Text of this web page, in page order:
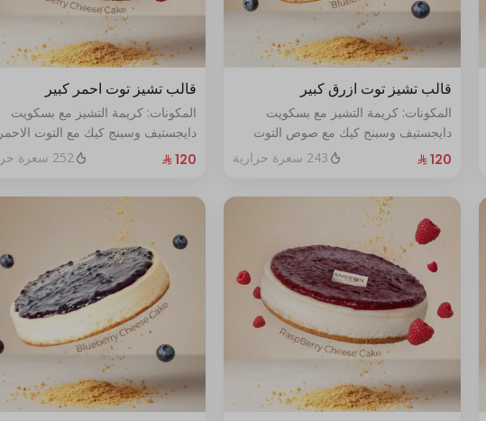
قالب تشيز توت ازرق كبير
المكونات: كريمة التشيز مع بسكويت
دايجستيف وسبنج كيك مع صوص التوت
الأزرق الطازج الحجم:كبير يكفي١٢شخص
243 سعرة حرارية
قالب تشيز توت احمر كبير
المكونات: كريمة التشيز مع بسكويت
دايجستيف وسبنج كيك مع التوت الاحمر
الطازج الحجم:كبير يكفي١٢شخص
252 سعرة حرارية